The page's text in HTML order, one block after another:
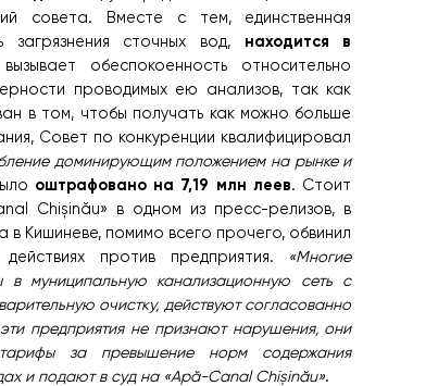
совета. Вместе с тем, единственная
загрязнения сточных вод, находится в
обеспокоенность относительно
проводимых ею анализов, так как
в том, чтобы получать как можно больше
Совет по конкуренции квалифицировал
доминирующим положением на рынке и
оштрафовано на 7,19 млн леев. Стоит
Chișinău» в одном из пресс-релизов, в
Кишиневе, помимо всего прочего, обвинил
против предприятия. «Многие
в муниципальную канализационную сеть с
очистку, действуют согласованно
предприятия не признают нарушения, они
тарифы за превышение норм содержания
и подают в суд на «Apă-Canal Chișinău».